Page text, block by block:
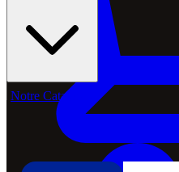
Notre Catalogue